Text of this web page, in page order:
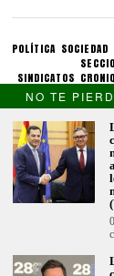
POLÍTICA SOCIEDAD
SINDICATOS
Aviso legal
Politica de
Politica de
© 2023 - ESPACIO
NO TE